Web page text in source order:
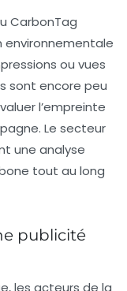
CarbonTag
environnementale
ou vues
sont encore peu
l’empreinte
Le secteur
une analyse
tout au long
publicité
les acteurs de la